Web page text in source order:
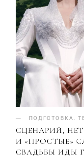
ПОДГОТОВКА
СЦЕНАРИЙ,
И «ПРОСТЫЕ»
СВАДЬБЫ ИДЫ